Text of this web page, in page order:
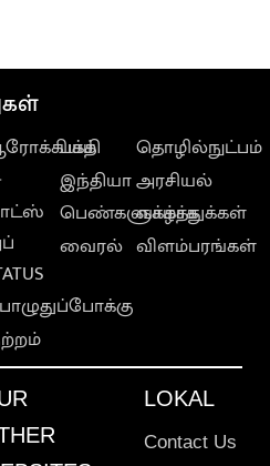
பக்தி
இந்தியா
பெண்களுக்காக
வைரல்
தொழில்நுட்பம்
அரசியல்
வாழ்த்துக்கள்
விளம்பரங்கள்
LOKAL
Contact Us